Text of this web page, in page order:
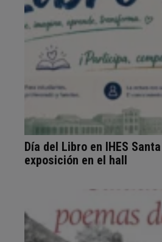
Día del Libro en IHES
exposición en el hall